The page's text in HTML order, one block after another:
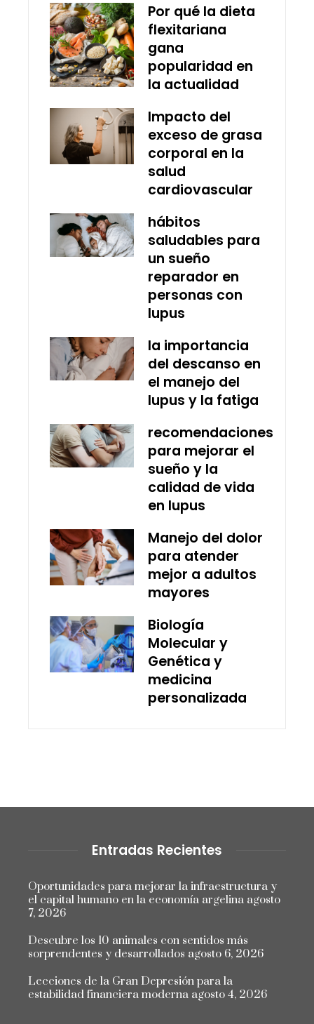
Por qué la dieta
flexitariana
gana
popularidad en
la actualidad
Impacto del
exceso de grasa
corporal en la
salud
cardiovascular
hábitos
saludables para
un sueño
reparador en
personas con
lupus
la importancia
del descanso en
el manejo del
lupus y la fatiga
recomendaciones
para mejorar el
sueño y la
calidad de vida
en lupus
Manejo del dolor
para atender
mejor a adultos
mayores
Biología
Molecular y
Genética y
medicina
personalizada
Entradas Recientes
Oportunidades para mejorar la infraestructura y
el capital humano en la economía argelina agosto
7, 2026
Descubre los 10 animales con sentidos más
sorprendentes y desarrollados agosto 6, 2026
Lecciones de la Gran Depresión para la
estabilidad financiera moderna agosto 4, 2026